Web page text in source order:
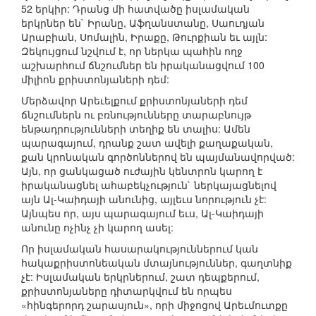
52 երկիր: Դրանց մի հատվածը իսլամական
երկրներ են` Իրանը, Աֆղանստանը, Սաուդյան
Արաբիան, Սոմալին, Իրաքը, Թուրքիան եւ այլն:
Զեկույցում նշվում է, որ ներկա պահին ողջ
աշխարհում ճնշումներ են իրականացվում 100
միլիոն քրիստոնյաների դեմ:
Մերձավոր Արեւելքում քրիստոնյաների դեմ
ճնշումներն ու բռնությունները տարաբնույթ
ենթադրությունների տեղիք են տալիս: Ամեն
պարագայում, դրանք շատ ավելի քաղաքական,
քան կրոնական գործոններով են պայմանավորված:
Այն, որ ցանկացած ուժային կենտրոն կարող է
իրականացնել ահաբեկչություն` ներկայացնելով
այն Ալ-Կաիդայի անունից, այլեւս նորություն չէ:
Այնպես որ, այս պարագայում եւս, Ալ-Կաիդայի
անունը ոչինչ չի կարող ասել:
Որ իսլամական հասարակություններում կան
հակաքրիստոնեական մտայնություններ, գաղտնիք
չէ: Իսլամական երկրներում, շատ դեպքերում,
քրիստոնյաները դիտարկվում են որպես
«հինգերորդ շարասյուն», որի միջոցով Արեւմուտքը